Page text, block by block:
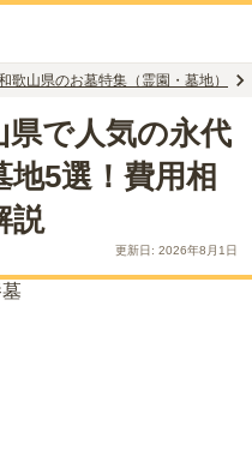
歌山県のお墓特集（霊園・墓地）
県で人気の永代
5選！費用相
説
更新日: 2026年8月1日